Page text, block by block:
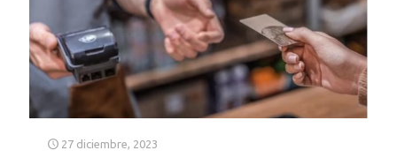
27 diciembre, 2023